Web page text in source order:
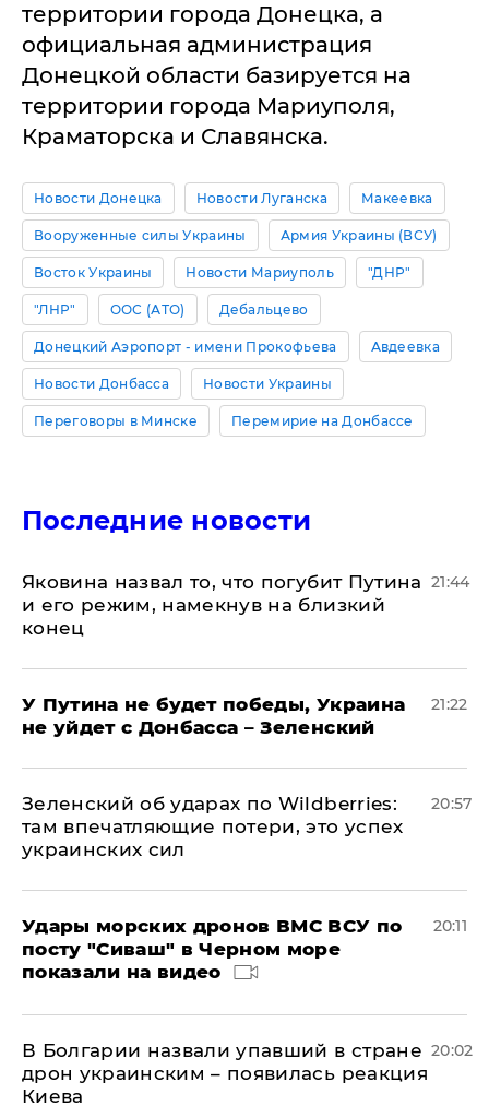
территории города Донецка, а
официальная администрация
Донецкой области базируется на
территории города Мариуполя,
Краматорска и Славянска.
Новости Донецка Новости Луганска Макеевка
Вооруженные силы Украины Армия Украины (ВСУ)
Восток Украины Новости Мариуполь "ДНР"
"ЛНР" ООС (АТО) Дебальцево
Донецкий Аэропорт - имени Прокофьева Авдеевка
Новости Донбасса Новости Украины
Переговоры в Минске Перемирие на Донбассе
Последние новости
Яковина назвал то, что погубит Путина
и его режим, намекнув на близкий
конец
21:44
У Путина не будет победы, Украина
не уйдет с Донбасса – Зеленский
21:22
Зеленский об ударах по Wildberries:
там впечатляющие потери, это успех
украинских сил
20:57
Удары морских дронов ВМС ВСУ по
посту "Сиваш" в Черном море
показали на видео
20:11
В Болгарии назвали упавший в стране
дрон украинским – появилась реакция
Киева
20:02